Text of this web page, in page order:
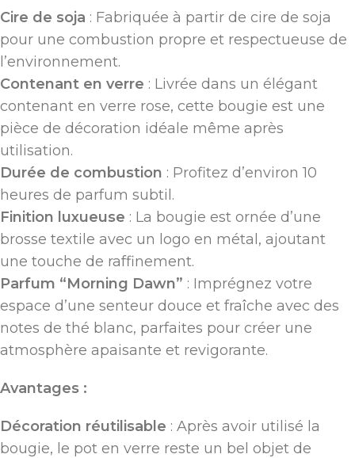
Cire de soja : Fabriquée à partir de cire de soja
pour une combustion propre et respectueuse de
l’environnement.
Contenant en verre : Livrée dans un élégant
contenant en verre rose, cette bougie est une
pièce de décoration idéale même après
utilisation.
Durée de combustion : Profitez d’environ 10
heures de parfum subtil.
Finition luxueuse : La bougie est ornée d’une
brosse textile avec un logo en métal, ajoutant
une touche de raffinement.
Parfum “Morning Dawn” : Imprégnez votre
espace d’une senteur douce et fraîche avec des
notes de thé blanc, parfaites pour créer une
atmosphère apaisante et revigorante.
Avantages :
Décoration réutilisable : Après avoir utilisé la
bougie, le pot en verre reste un bel objet de